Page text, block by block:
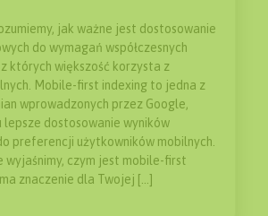
jak ważne jest dostosowanie
do wymagań współczesnych
których większość korzysta z
Mobile-first indexing to jedna z
wprowadzonych przez Google,
lepsze dostosowanie wyników
preferencji użytkowników mobilnych.
wyjaśnimy, czym jest mobile-first
znaczenie dla Twojej […]